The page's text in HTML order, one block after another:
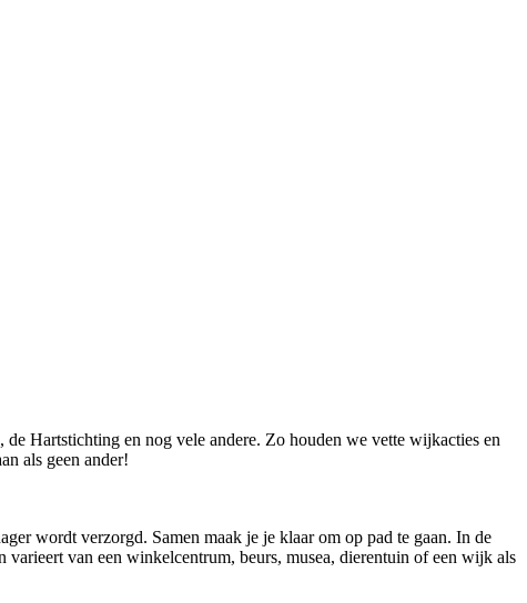
Hartstichting en nog vele andere. Zo houden we vette wijkacties en
als geen ander!
wordt verzorgd. Samen maak je je klaar om op pad te gaan. In de
van een winkelcentrum, beurs, musea, dierentuin of een wijk als